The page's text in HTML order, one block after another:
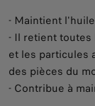
- Maintient
- Il retient
et les particules
des pièces du
- Contribue à